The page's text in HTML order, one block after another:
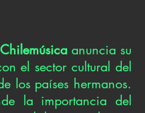
Chilemúsica anuncia su
el sector cultural del
los países hermanos.
la importancia del